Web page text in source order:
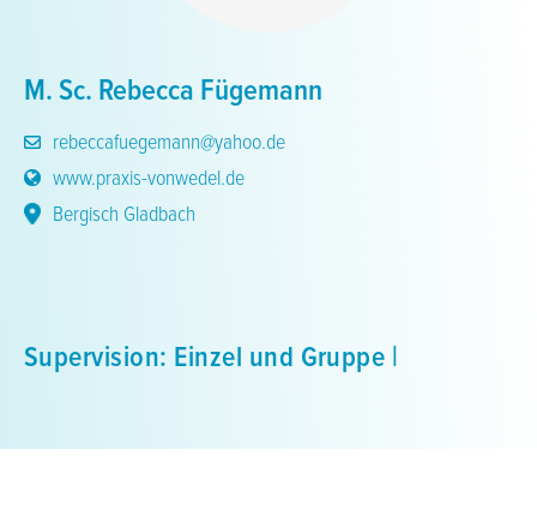
M. Sc. Rebecca Fügemann
rebeccafuegemann@yahoo.de
www.praxis-vonwedel.de
Bergisch Gladbach
Supervision: Einzel und Gruppe |